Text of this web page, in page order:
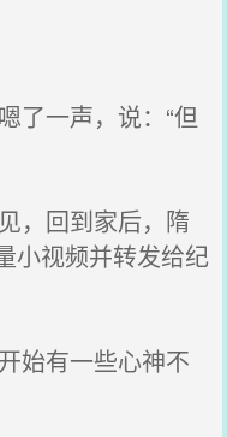
了一声，说：“但
，回到家后，隋
小视频并转发给纪
始有一些心神不